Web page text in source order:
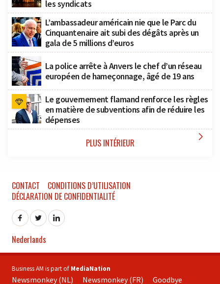
les syndicats
L’ambassadeur américain nie que le Parc du
Cinquantenaire ait subi des dégâts après un
gala de 5 millions d’euros
La police arrête à Anvers le chef d’un réseau
européen de hameçonnage, âgé de 19 ans
Le gouvernement flamand renforce les règles
en matière de subventions afin de réduire les
dépenses
PLUS INTÉRIEUR 
CONTACT
CONDITIONS D’UTILISATION
DÉCLARATION DE CONFIDENTIALITÉ
Nederlands
Business AM is part of MediaNation
Newsmonkey (NL) Newsmonkey (FR) Goodbye